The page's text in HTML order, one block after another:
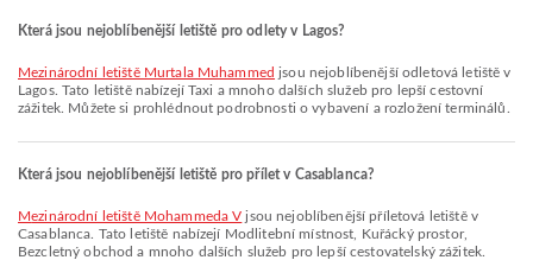
Která jsou nejoblíbenější letiště pro odlety v Lagos?
Mezinárodní letiště Murtala Muhammed jsou nejoblíbenější odletová letiště v
Lagos. Tato letiště nabízejí Taxi a mnoho dalších služeb pro lepší cestovní
zážitek. Můžete si prohlédnout podrobnosti o vybavení a rozložení terminálů.
Která jsou nejoblíbenější letiště pro přílet v Casablanca?
Mezinárodní letiště Mohammeda V jsou nejoblíbenější příletová letiště v
Casablanca. Tato letiště nabízejí Modlitební místnost, Kuřácký prostor,
Bezcletný obchod a mnoho dalších služeb pro lepší cestovatelský zážitek.